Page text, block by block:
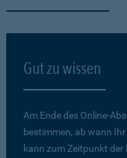
Gut zu wissen
Am Ende des Online-
bestimmen, ab wann
kann zum Zeitpunkt der